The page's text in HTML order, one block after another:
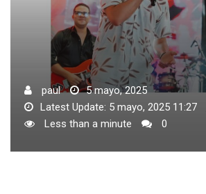
paul
5 mayo, 2025
Latest Update: 5 mayo, 2025 11:27
Less than a minute
0